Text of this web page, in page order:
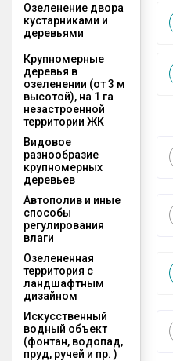
Озеленение двора
кустарниками и
деревьями
Крупномерные
деревья в
озеленении (от 3 м
высотой), на 1 га
незастроенной
территории ЖК
Видовое
разнообразие
крупномерных
деревьев
Автополив и иные
способы
регулирования
влаги
Озелененная
территория с
ландшафтным
дизайном
Искусственный
водный объект
(фонтан, водопад,
пруд, ручей и пр. )